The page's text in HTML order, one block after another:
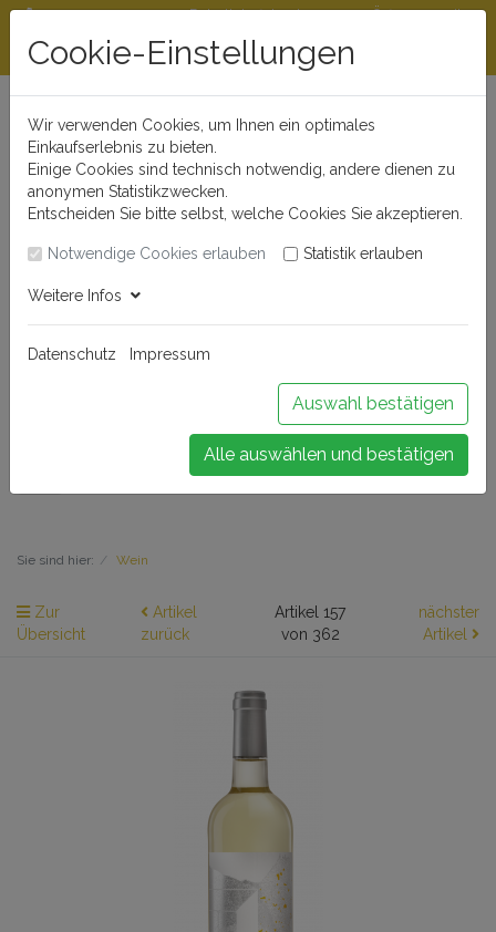
Beratungshotline
0721 - 830 777 0
Rabattstaffeln ab
300 €
Öffnungszeiten
Buchen Sie Ihr Weinseminar!
Sie sind hier: Wein
Zur
Übersicht
Artikel
zurück
Artikel 157
von 362
nächster
Artikel
Cookie-Einstellungen
Wir verwenden Cookies, um Ihnen ein optimales
Einkaufserlebnis zu bieten.
Einige Cookies sind technisch notwendig, andere dienen zu
anonymen Statistikzwecken.
Entscheiden Sie bitte selbst, welche Cookies Sie akzeptieren.
Notwendige Cookies erlauben Statistik erlauben
Weitere Infos
Datenschutz Impressum
Auswahl bestätigen
Alle auswählen und bestätigen